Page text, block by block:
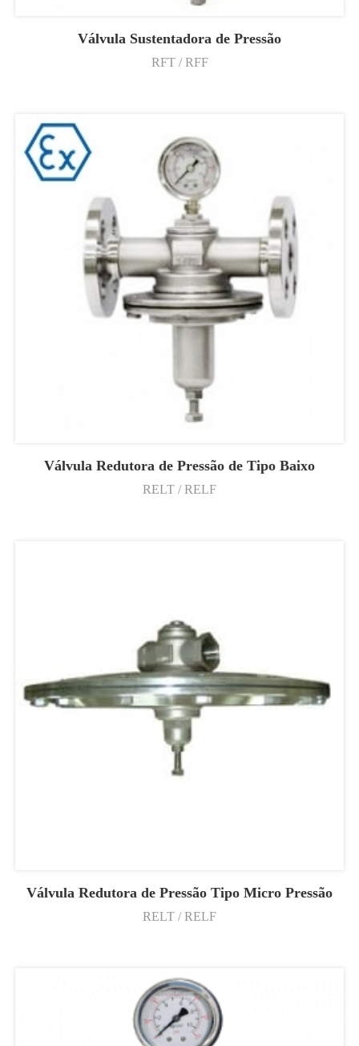
Válvula Sustentadora de Pressão
RFT / RFF
Válvula Redutora de Pressão de Tipo Baixo
RELT / RELF
Válvula Redutora de Pressão Tipo Micro Pressão
RELT / RELF